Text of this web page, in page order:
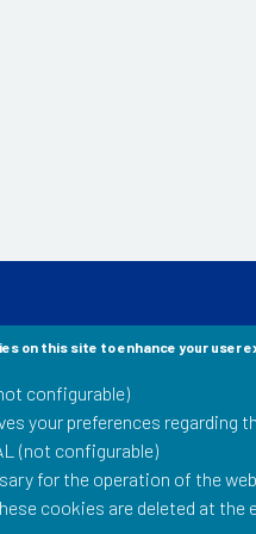
Musée Postal
75015 Paris
of our news: newsletter,
on this site to enhance your user
configurable)
your preferences regarding
(not configurable)
for the operation of the
cookies are deleted at the